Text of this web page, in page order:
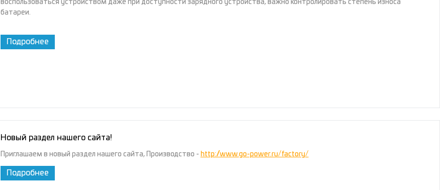
воспользоваться устройством даже при доступности зарядного устройства, важно контролировать степень износа
батареи.
Подробнее
Новый раздел нашего сайта!
Приглашаем в новый раздел нашего сайта, Производство - http://www.go-power.ru/factory/
Подробнее